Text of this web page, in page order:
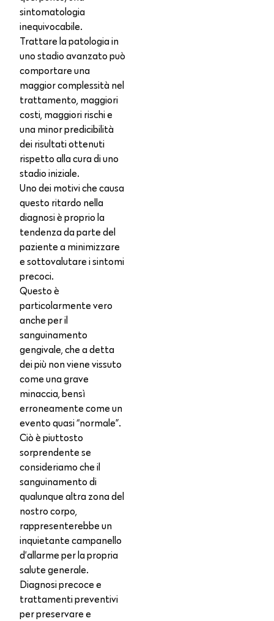
sintomatologia
inequivocabile.
Trattare la patologia in
uno stadio avanzato può
comportare una
maggior complessità nel
trattamento, maggiori
costi, maggiori rischi e
una minor predicibilità
dei risultati ottenuti
rispetto alla cura di uno
stadio iniziale.
Uno dei motivi che causa
questo ritardo nella
diagnosi è proprio la
tendenza da parte del
paziente a minimizzare
e sottovalutare i sintomi
precoci.
Questo è
particolarmente vero
anche per il
sanguinamento
gengivale, che a detta
dei più non viene vissuto
come una grave
minaccia, bensì
erroneamente come un
evento quasi “normale”.
Ciò è piuttosto
sorprendente se
consideriamo che il
sanguinamento di
qualunque altra zona del
nostro corpo,
rappresenterebbe un
inquietante campanello
d’allarme per la propria
salute generale.
Diagnosi precoce e
trattamenti preventivi
per preservare e